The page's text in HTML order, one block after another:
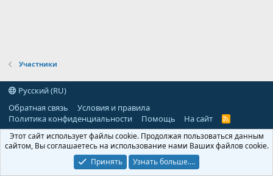
Участники
Русский (RU)
Обратная связь
Условия и правила
Политика конфиденциальности
Помощь На сайт
R
S
Этот сайт использует файлы cookie. Продолжая пользоваться данным
сайтом, Вы соглашаетесь на использование нами Ваших файлов cookie.
Принять
Узнать больше.…